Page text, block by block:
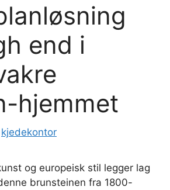
end i
hjemmet
kjedekontor
og europeisk stil legger lag
brunsteinen fra 1800-